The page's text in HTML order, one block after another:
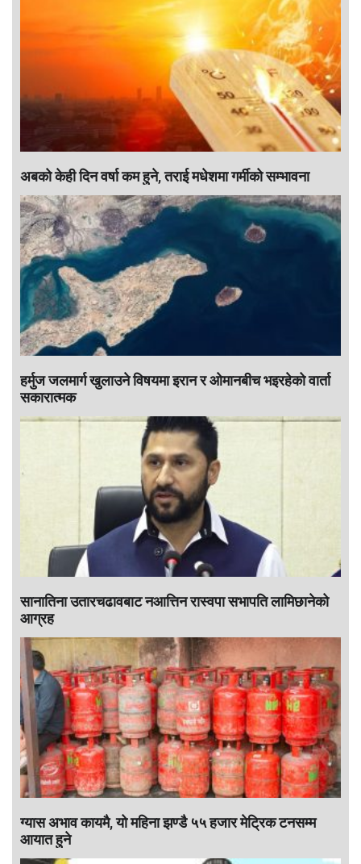
अबको केही दिन वर्षा कम हुने, तराई मधेशमा गर्मीको सम्भावना
हर्मुज जलमार्ग खुलाउने विषयमा इरान र ओमानबीच भइरहेको वार्ता
सकारात्मक
सानातिना उतारचढावबाट नआत्तिन रास्वपा सभापति लामिछानेको
आग्रह
ग्यास अभाव कायमै, यो महिना झण्डै ५५ हजार मेट्रिक टनसम्म
आयात हुने